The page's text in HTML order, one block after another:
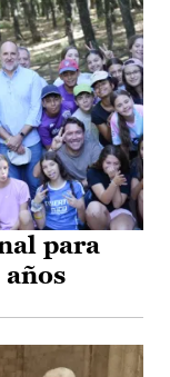
para
años